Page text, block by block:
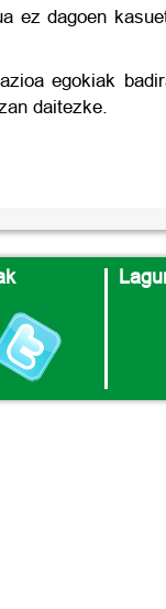
ez dagoen
egokiak
daitezke.